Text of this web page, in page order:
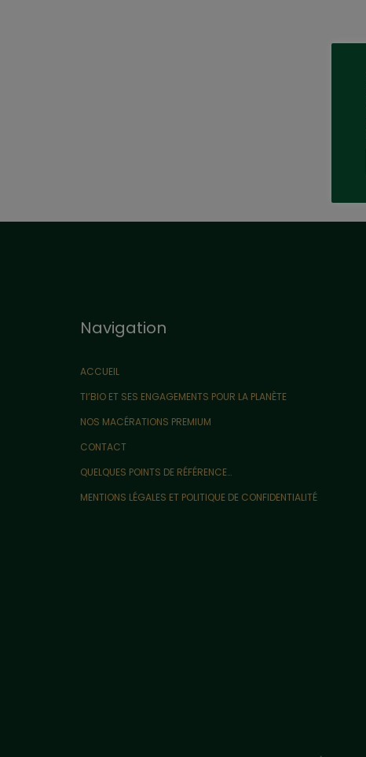
Navigation
ACCUEIL
TI’BIO ET SES ENGAGEMENTS POUR LA PLANÈTE
NOS MACÉRATIONS PREMIUM
CONTACT
QUELQUES POINTS DE RÉFÉRENCE…
MENTIONS LÉGALES ET POLITIQUE DE CONFIDENTIALITÉ